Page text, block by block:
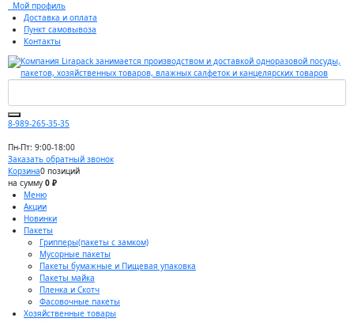
Мой профиль
Доставка и оплата
Пункт самовывоза
Контакты
8-989-265-35-35
Пн-Пт: 9:00-18:00
Заказать обратный звонок
Корзина0 позиций
на сумму 0 ₽
Меню
Акции
Новинки
Пакеты
Грипперы(пакеты с замком)
Мусорные пакеты
Пакеты бумажные и Пищевая упаковка
Пакеты майка
Пленка и Скотч
Фасовочные пакеты
Хозяйственные товары